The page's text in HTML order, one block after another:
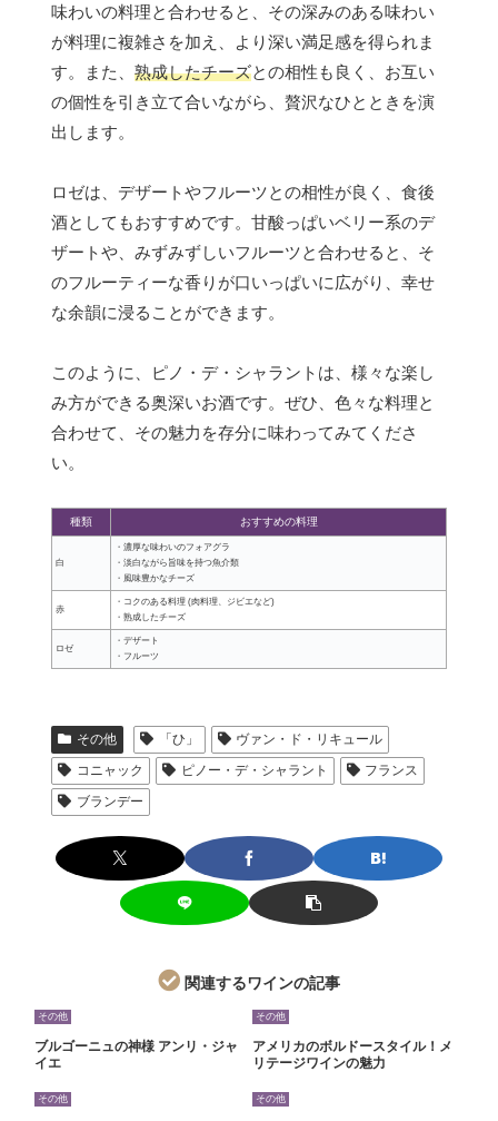
味わいの料理と合わせると、その深みのある味わい
が料理に複雑さを加え、より深い満足感を得られま
す。また、 熟成したチーズとの相性も良く、お互い
の個性を引き立て合いながら、贅沢なひとときを演
出します。
ロゼは、デザートやフルーツとの相性が良く、食後
酒としてもおすすめです。甘酸っぱいベリー系のデ
ザートや、みずみずしいフルーツと合わせると、そ
のフルーティーな香りが口いっぱいに広がり、幸せ
な余韻に浸ることができます。
このように、ピノ・デ・シャラントは、様々な楽し
み方ができる奥深いお酒です。ぜひ、色々な料理と
合わせて、その魅力を存分に味わってみてくださ
い。
種類 おすすめの料理
白
・濃厚な味わいのフォアグラ
・淡白ながら旨味を持つ魚介類
・風味豊かなチーズ
赤
・コクのある料理 (肉料理、ジビエなど)
・熟成したチーズ
ロゼ
・デザート
・フルーツ
その他 「ひ」
ヴァン・ド・リキュール
コニャック
ピノー・デ・シャラント
フランス
ブランデー
関連するワインの記事
その他
ブルゴーニュの神様 アンリ・ジャ
イエ
その他
アメリカのボルドースタイル！メ
リテージワインの魅力
その他 その他